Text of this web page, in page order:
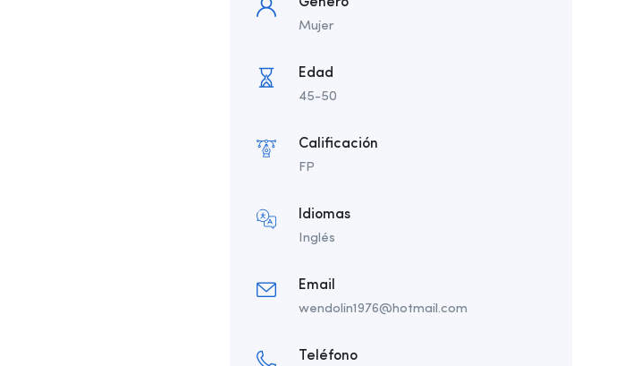
Mujer
Edad
45-50
Calificación
FP
Idiomas
Inglés
Email
wendolin1976@hotmail.com
Teléfono